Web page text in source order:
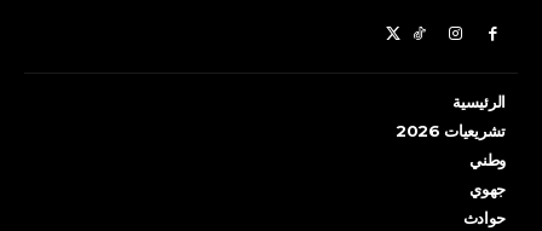
الرئيسية
تشريعيات 2026
وطني
جهوي
حوادث